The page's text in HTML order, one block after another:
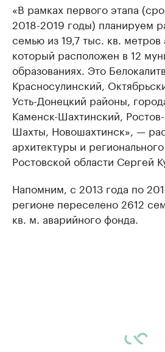
«В рамках первого этапа
2018-2019 годы) планируем
семью из 19,7 тыс. кв. метров
который расположен в 12
образованиях. Это
Красносулинский,
Усть-Донецкий районы,
Каменск-Шахтинский,
Шахты, Новошахтинск», —
архитектуры и
Ростовской области Сергей
Напомним, с 2013 года по
регионе переселено 2612
кв. м. аварийного фонда.